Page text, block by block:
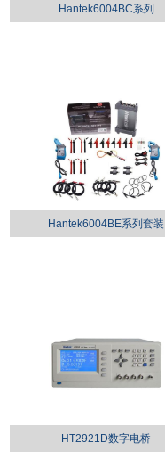
Hantek6004BC系列
Hantek6004BE系列套装
HT2921D数字电桥